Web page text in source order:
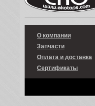
О компании
Запчасти
Оплата и доставка
Сертификаты